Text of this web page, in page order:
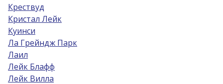
Крествуд
Кристал Лейк
Куинси
Ла Грейндж Парк
Лаил
Лейк Блафф
Лейк Вилла